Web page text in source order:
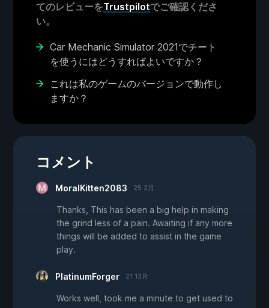
てのレビューをTrustpilotでご確認くださ
い。
Car Mechanic Simulator 2021でチート
を使うにはどうすればよいですか？
これは私のゲームのバージョンで動作し
ますか？
コメント
MoralKitten2083 25 2月
Thanks, This has been a big help in making
the grind less of a pain. Awaiting if any more
things will be added to assist in the game
play.
PlatinumForger 21 12月
Works well, took me a minute to get used to